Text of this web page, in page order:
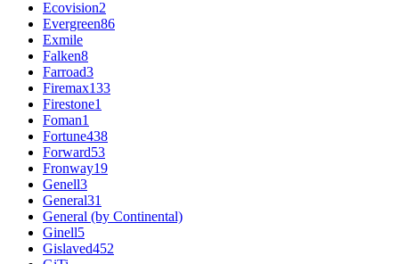
Ecovision2
Evergreen86
Exmile
Falken8
Farroad3
Firemax133
Firestone1
Foman1
Fortune438
Forward53
Fronway19
Genell3
General31
General (by Continental)
Ginell5
Gislaved452